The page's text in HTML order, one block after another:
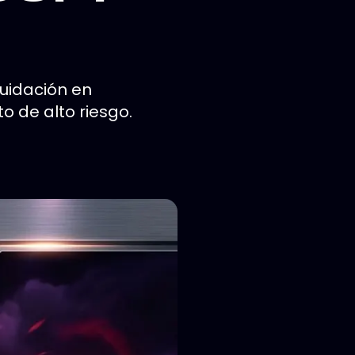
en
de alto riesgo.